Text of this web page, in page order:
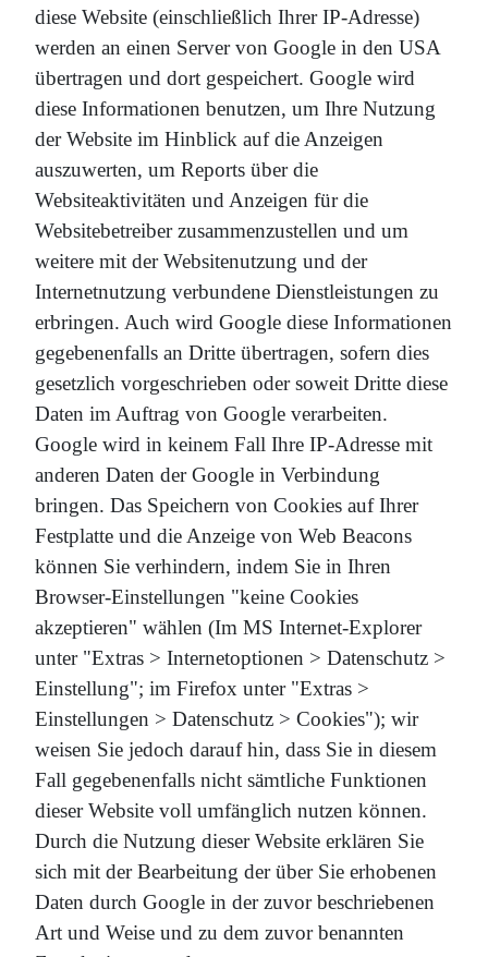
diese Website (einschließlich Ihrer IP-Adresse)
werden an einen Server von Google in den USA
übertragen und dort gespeichert. Google wird
diese Informationen benutzen, um Ihre Nutzung
der Website im Hinblick auf die Anzeigen
auszuwerten, um Reports über die
Websiteaktivitäten und Anzeigen für die
Websitebetreiber zusammenzustellen und um
weitere mit der Websitenutzung und der
Internetnutzung verbundene Dienstleistungen zu
erbringen. Auch wird Google diese Informationen
gegebenenfalls an Dritte übertragen, sofern dies
gesetzlich vorgeschrieben oder soweit Dritte diese
Daten im Auftrag von Google verarbeiten.
Google wird in keinem Fall Ihre IP-Adresse mit
anderen Daten der Google in Verbindung
bringen. Das Speichern von Cookies auf Ihrer
Festplatte und die Anzeige von Web Beacons
können Sie verhindern, indem Sie in Ihren
Browser-Einstellungen "keine Cookies
akzeptieren" wählen (Im MS Internet-Explorer
unter "Extras > Internetoptionen > Datenschutz >
Einstellung"; im Firefox unter "Extras >
Einstellungen > Datenschutz > Cookies"); wir
weisen Sie jedoch darauf hin, dass Sie in diesem
Fall gegebenenfalls nicht sämtliche Funktionen
dieser Website voll umfänglich nutzen können.
Durch die Nutzung dieser Website erklären Sie
sich mit der Bearbeitung der über Sie erhobenen
Daten durch Google in der zuvor beschriebenen
Art und Weise und zu dem zuvor benannten